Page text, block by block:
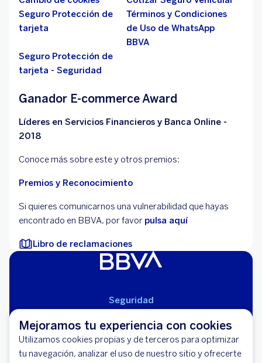
Mejoramos tu experiencia con cookies
Utilizamos cookies propias y de terceros para optimizar
tu navegación, analizar el uso de nuestro sitio y ofrecerte
Seguro Protección de
tarjeta
Términos y Condiciones
de Uso de WhatsApp
BBVA
Seguro Protección de
tarjeta - Seguridad
Ganador E-commerce Award
Líderes en Servicios Financieros y Banca Online -
2018
Conoce más sobre este y otros premios:
Premios y Reconocimiento
Si quieres comunicarnos una vulnerabilidad que hayas
encontrado en BBVA, por favor pulsa aquí
Libro de reclamaciones
Seguridad
Cláusulas Generales de Contratación
Mapa del Sitio
Libro de Reclamaciones